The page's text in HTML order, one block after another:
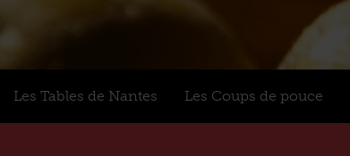
Les Tables de Nantes Les Coups de pouce